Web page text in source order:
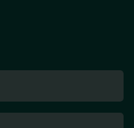
справи!», — зазначим